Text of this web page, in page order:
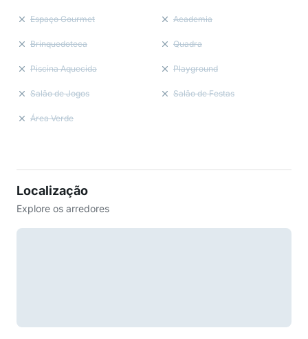
Espaço Gourmet Academia
Brinquedoteca Quadra
Piscina Aquecida Playground
Salão de Jogos Salão de Festas
Área Verde
Localização
Explore os arredores